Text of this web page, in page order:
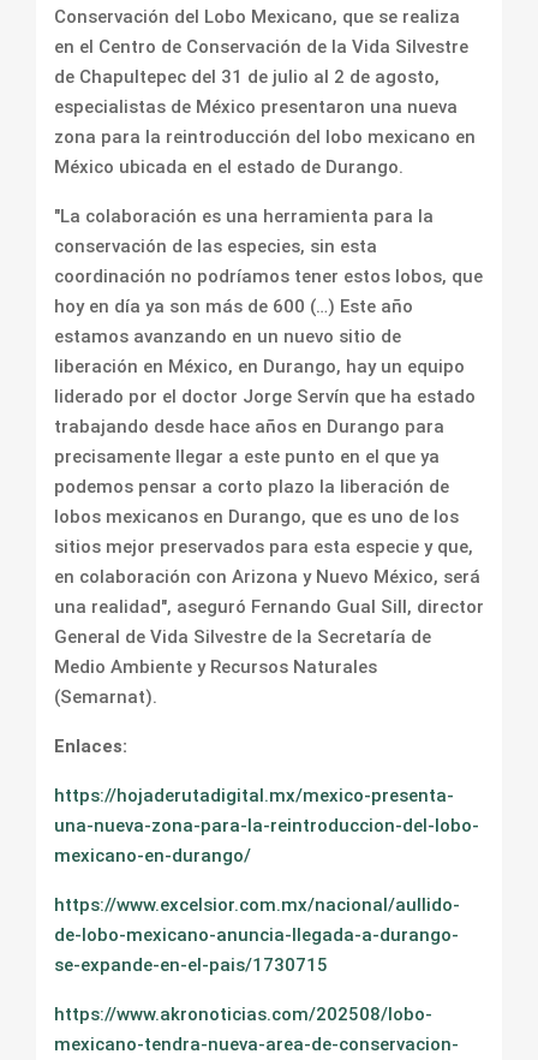
Conservación del Lobo Mexicano, que se realiza
en el Centro de Conservación de la Vida Silvestre
de Chapultepec del 31 de julio al 2 de agosto,
especialistas de México presentaron una nueva
zona para la reintroducción del lobo mexicano en
México ubicada en el estado de Durango.
"La colaboración es una herramienta para la
conservación de las especies, sin esta
coordinación no podríamos tener estos lobos, que
hoy en día ya son más de 600 (…) Este año
estamos avanzando en un nuevo sitio de
liberación en México, en Durango, hay un equipo
liderado por el doctor Jorge Servín que ha estado
trabajando desde hace años en Durango para
precisamente llegar a este punto en el que ya
podemos pensar a corto plazo la liberación de
lobos mexicanos en Durango, que es uno de los
sitios mejor preservados para esta especie y que,
en colaboración con Arizona y Nuevo México, será
una realidad", aseguró Fernando Gual Sill, director
General de Vida Silvestre de la Secretaría de
Medio Ambiente y Recursos Naturales
(Semarnat).
Enlaces:
https://hojaderutadigital.mx/mexico-presenta-
una-nueva-zona-para-la-reintroduccion-del-lobo-
mexicano-en-durango/
https://www.excelsior.com.mx/nacional/aullido-
de-lobo-mexicano-anuncia-llegada-a-durango-
se-expande-en-el-pais/1730715
https://www.akronoticias.com/202508/lobo-
mexicano-tendra-nueva-area-de-conservacion-